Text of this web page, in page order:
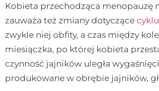
Kobieta przechodząca menopauzę
zauważa też zmiany dotyczące
zwykle niej obfity, a czas między
miesiączka, po której kobieta
czynność jajników uległa
produkowane w obrębie jajników,